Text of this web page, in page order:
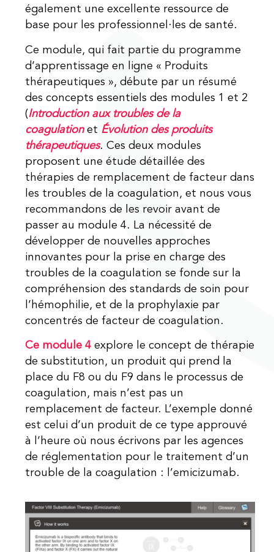
également une excellente ressource de
base pour les professionnel·les de santé.
Ce module, qui fait partie du programme
d’apprentissage en ligne « Produits
thérapeutiques », débute par un résumé
des concepts essentiels des modules 1 et 2
(Introduction aux troubles de la
coagulationet Évolution des produits
thérapeutiques. Ces deux modules
proposent une étude détaillée des
thérapies de remplacement de facteur dans
les troubles de la coagulation, et nous vous
recommandons de les revoir avant de
passer au module 4. La nécessité de
développer de nouvelles approches
innovantes pour la prise en charge des
troubles de la coagulation se fonde sur la
compréhension des standards de soin pour
l’hémophilie, et de la prophylaxie par
concentrés de facteur de coagulation.
Ce module 4 explore le concept de thérapie
de substitution, un produit qui prend la
place du F8 ou du F9 dans le processus de
coagulation, mais n’est pas un
remplacement de facteur. L’exemple donné
est celui d’un produit de ce type approuvé
à l’heure où nous écrivons par les agences
de réglementation pour le traitement d’un
trouble de la coagulation : l’emicizumab.